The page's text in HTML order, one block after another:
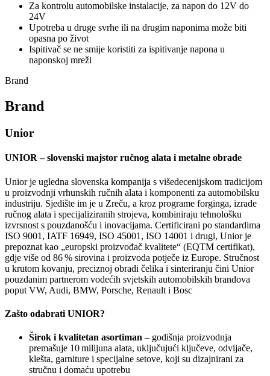
Za kontrolu automobilske instalacije, za napon do 12V do
24V
Upotreba u druge svrhe ili na drugim naponima može biti
opasna po život
Ispitivač se ne smije koristiti za ispitivanje napona u
naponskoj mreži
Brand
Brand
Unior
UNIOR – slovenski majstor ručnog alata i metalne obrade
Unior je ugledna slovenska kompanija s višedecenijskom tradicijom
u proizvodnji vrhunskih ručnih alata i komponenti za automobilsku
industriju. Sjedište im je u Zreču, a kroz programe forginga, izrade
ručnog alata i specijaliziranih strojeva, kombiniraju tehnološku
izvrsnost s pouzdanošću i inovacijama. Certificirani po standardima
ISO 9001, IATF 16949, ISO 45001, ISO 14001 i drugi, Unior je
prepoznat kao „europski proizvođač kvalitete“ (EQTM certifikat),
gdje više od 86 % sirovina i proizvoda potječe iz Europe. Stručnost
u krutom kovanju, preciznoj obradi čelika i sinteriranju čini Unior
pouzdanim partnerom vodećih svjetskih automobilskih brandova
poput VW, Audi, BMW, Porsche, Renault i Bosc
Zašto odabrati UNIOR?
Širok i kvalitetan asortiman – godišnja proizvodnja
premašuje 10 milijuna alata, uključujući ključeve, odvijače,
klešta, garniture i specijalne setove, koji su dizajnirani za
stručnu i domaću upotrebu